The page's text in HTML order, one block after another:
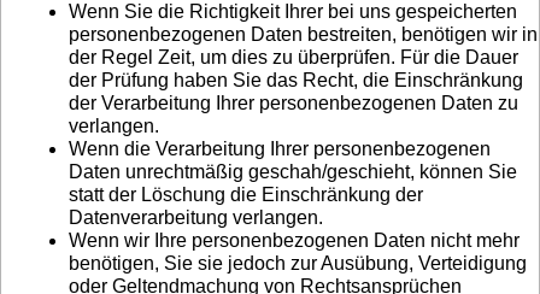
Wenn Sie die Richtigkeit Ihrer bei uns gespeicherten
personenbezogenen Daten bestreiten, benötigen wir in
der Regel Zeit, um dies zu überprüfen. Für die Dauer
der Prüfung haben Sie das Recht, die Einschränkung
der Verarbeitung Ihrer personenbezogenen Daten zu
verlangen.
Wenn die Verarbeitung Ihrer personenbezogenen
Daten unrechtmäßig geschah/geschieht, können Sie
statt der Löschung die Einschränkung der
Datenverarbeitung verlangen.
Wenn wir Ihre personenbezogenen Daten nicht mehr
benötigen, Sie sie jedoch zur Ausübung, Verteidigung
oder Geltendmachung von Rechtsansprüchen